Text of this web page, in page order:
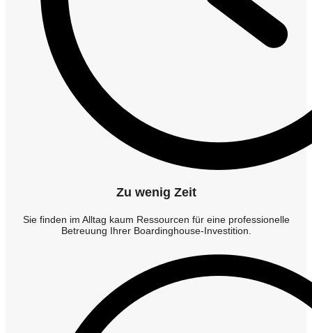
Zu wenig Zeit
Sie finden im Alltag kaum Ressourcen für eine professionelle
Betreuung Ihrer Boardinghouse-Investition.